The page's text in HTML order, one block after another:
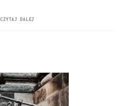
CZYTAJ DALEJ